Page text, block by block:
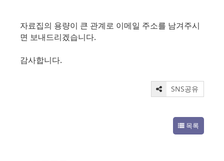
자료집의 용량이 큰 관계로 이메일 주소를 남겨주시
면 보내드리겠습니다.
감사합니다.
SNS공유
목록